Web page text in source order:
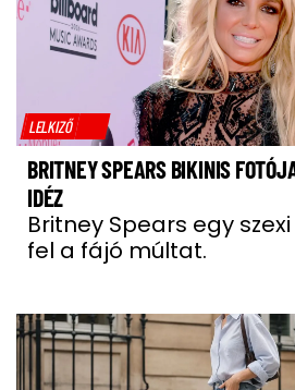
LELKIZŐ
BRITNEY SPEARS BIKINIS
IDÉZ
Britney Spears egy
fel a fájó múltat.